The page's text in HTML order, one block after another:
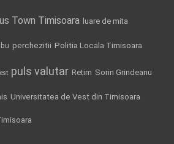
Town Timisoara luare de mita
perchezitii Politia Locala Timisoara
puls valutar Retim Sorin Grindeanu
Universitatea de Vest din Timisoara